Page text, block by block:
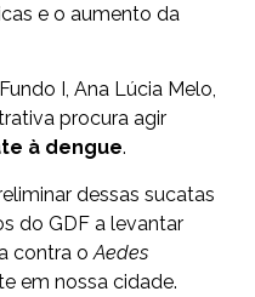
e o aumento da
I, Ana Lúcia Melo,
procura agir
à dengue.
dessas sucatas
do GDF a levantar
contra o Aedes
em nossa cidade.